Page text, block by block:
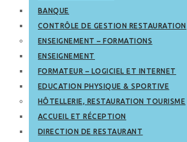
BANQUE
CONTRÔLE DE GESTION RESTAURATION
ENSEIGNEMENT – FORMATIONS
ENSEIGNEMENT
FORMATEUR – LOGICIEL ET INTERNET
EDUCATION PHYSIQUE & SPORTIVE
HÔTELLERIE, RESTAURATION TOURISME
ACCUEIL ET RÉCEPTION
DIRECTION DE RESTAURANT